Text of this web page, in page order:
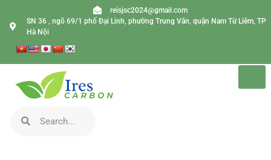
reisjsc2024@gmail.com
SN 36 , ngõ 69/1 phố Đại Linh, phường Trung Văn, quận Nam Từ Liêm, TP
Hà Nội